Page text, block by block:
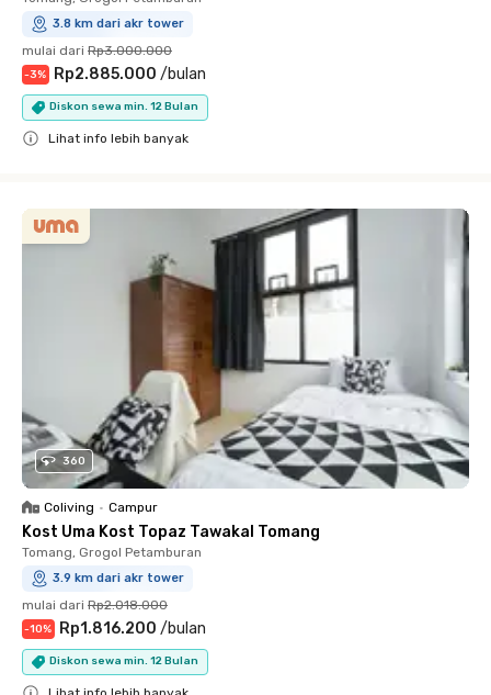
3.8 km dari akr tower
mulai dari Rp3.000.000
-3% Rp2.885.000 /bulan
Diskon sewa min. 12 Bulan
Lihat info lebih banyak
360
Coliving • Campur
Kost Uma Kost Topaz Tawakal Tomang
Tomang, Grogol Petamburan
3.9 km dari akr tower
mulai dari Rp2.018.000
-10% Rp1.816.200 /bulan
Diskon sewa min. 12 Bulan